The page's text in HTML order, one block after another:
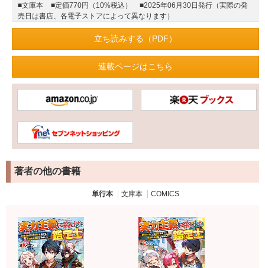
■文庫本 ■定価770円（10%税込）
■2025年06月30日発行（実際の発
売日は書店、各電子ストアによって異なります）
立ち読みする（PDF）
連載ページはこちら
著者の他の書籍
単行本 文庫本 COMICS